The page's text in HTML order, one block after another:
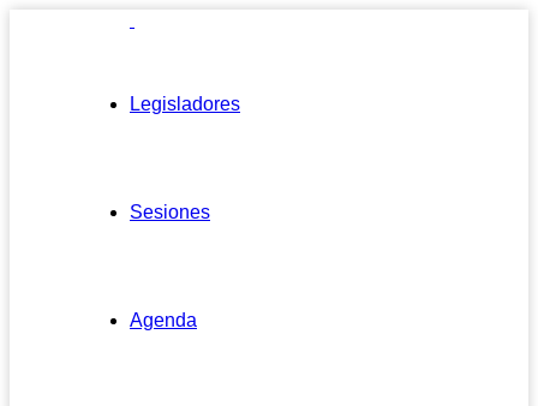
Legisladores
Sesiones
Agenda